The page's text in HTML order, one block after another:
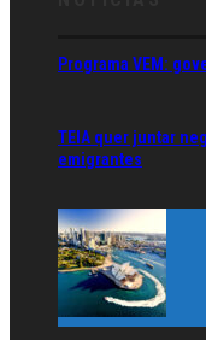
Programa VEM:
TEIA quer juntar
emigrantes